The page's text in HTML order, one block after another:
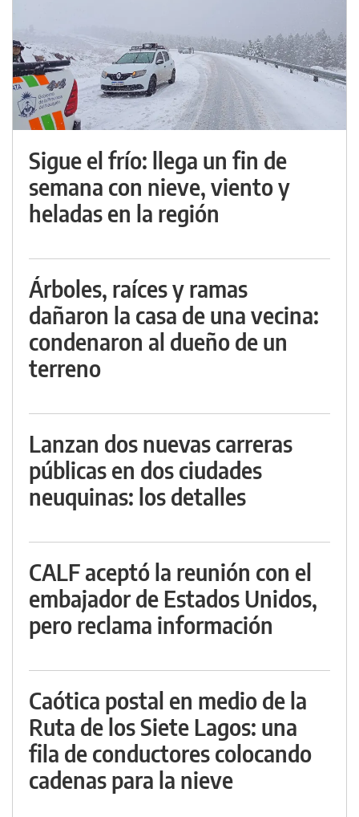
Sigue el frío: llega un fin de
semana con nieve, viento y
heladas en la región
Árboles, raíces y ramas
dañaron la casa de una vecina:
condenaron al dueño de un
terreno
Lanzan dos nuevas carreras
públicas en dos ciudades
neuquinas: los detalles
CALF aceptó la reunión con el
embajador de Estados Unidos,
pero reclama información
Caótica postal en medio de la
Ruta de los Siete Lagos: una
fila de conductores colocando
cadenas para la nieve